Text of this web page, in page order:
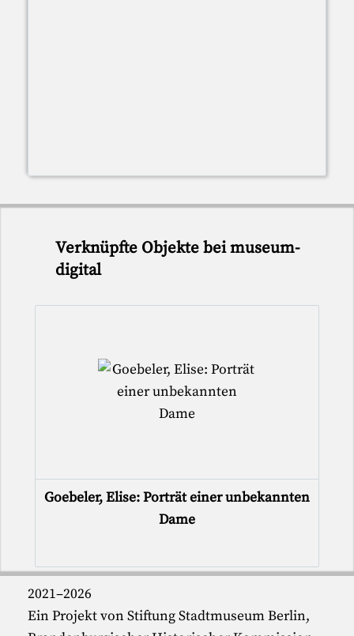
Verknüpfte Objekte bei museum-
digital
Goebeler, Elise: Porträt einer unbekannten
Dame
2021–2026
Ein Projekt von Stiftung Stadtmuseum Berlin,